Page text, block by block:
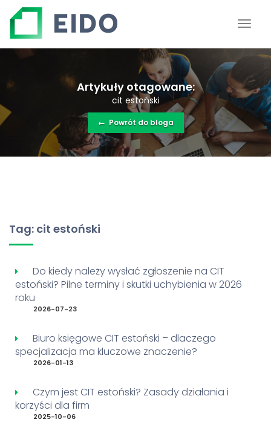
Artykuły otagowane:
cit estoński
← Powrót do bloga
Tag: cit estoński
Do kiedy należy wysłać zgłoszenie na CIT
estoński? Pilne terminy i skutki uchybienia w 2026
roku
2026-07-23
Biuro księgowe CIT estoński – dlaczego
specjalizacja ma kluczowe znaczenie?
2026-01-13
Czym jest CIT estoński? Zasady działania i
korzyści dla firm
2025-10-06